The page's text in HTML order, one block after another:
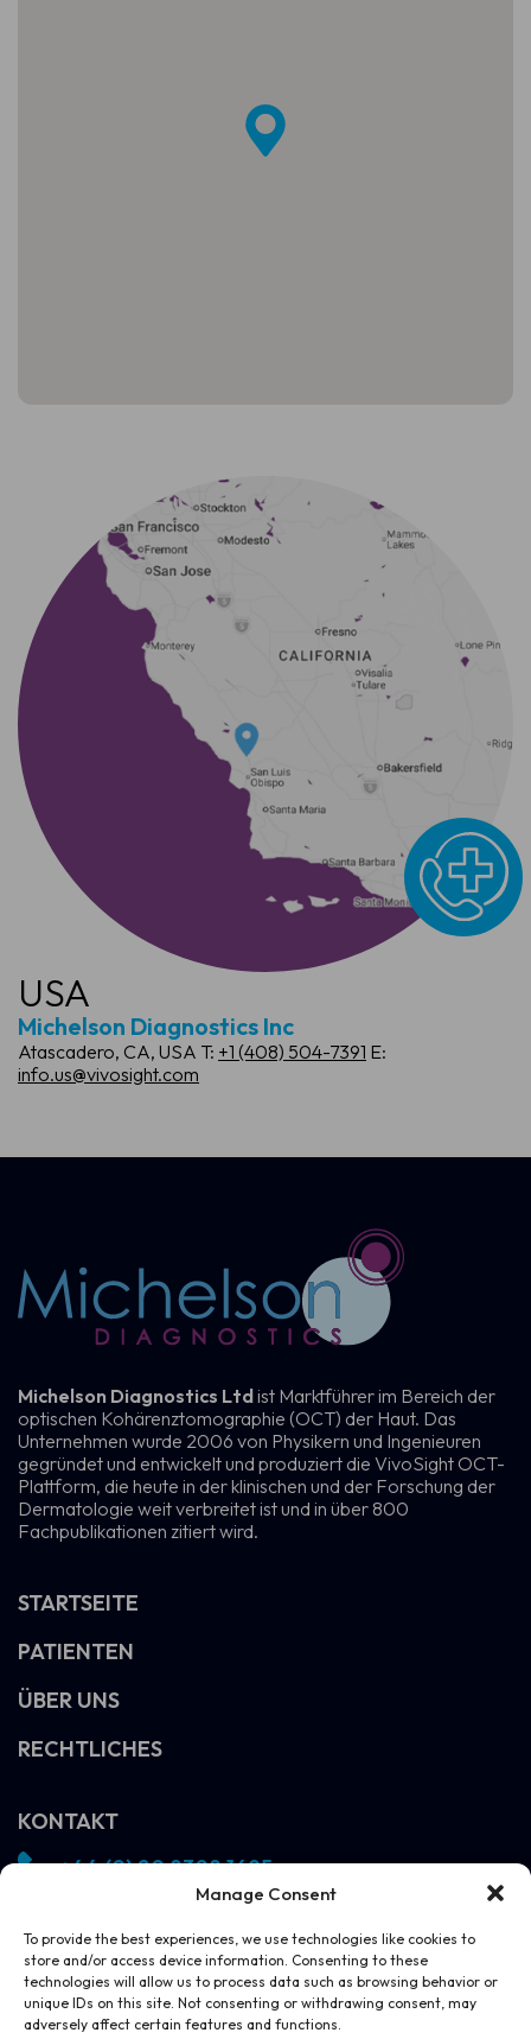
Manage Consent
To provide the best experiences, we use technologies like cookies to
store and/or access device information. Consenting to these
technologies will allow us to process data such as browsing behavior or
unique IDs on this site. Not consenting or withdrawing consent, may
adversely affect certain features and functions.
USA
Michelson Diagnostics Inc
Atascadero, CA, USA T: +1 (408) 504-7391 E:
info.us@vivosight.com
Michelson Diagnostics Ltdist Marktführer im Bereich der
optischen Kohärenztomographie (OCT) der Haut. Das
Unternehmen wurde 2006 von Physikern und Ingenieuren
gegründet und entwickelt und produziert die VivoSight OCT-
Plattform, die heute in der klinischen und der Forschung der
Dermatologie weit verbreitet ist und in über 800
Fachpublikationen zitiert wird.
STARTSEITE
PATIENTEN
ÜBER UNS
RECHTLICHES
KONTAKT
+44 (0) 20 8308 1695
info@vivosight.com
Folgen!
DEMO VEREINBAREN